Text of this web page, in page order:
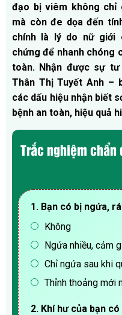
đạo bị viêm không chỉ
mà còn đe dọa đến
chính là lý do nữ giới
chứng để nhanh chóng
toàn. Nhận được sự
Thân Thị Tuyết Anh –
các dấu hiệu nhận biết
bệnh an toàn, hiệu quả
Trắc nghiệm
1. Bạn có bị ngứa,
Không
Ngứa nhiều, cảm
Chỉ ngứa sau khi
Thỉnh thoảng mới
2. Khí hư của bạn